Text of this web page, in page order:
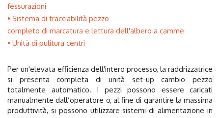
fessurazioni
Sistema di tracciabilità pezzo
completo di marcatura e lettura dell'albero a camme
Unità di pulitura centri
Per un'elevata efficienza dell'intero processo, la raddrizzatrice
si presenta completa di unità set-up cambio pezzo
totalmente automatico. I pezzi possono essere caricati
manualmente dall’operatore o, al fine di garantire la massima
produttività, si possono utilizzare sistemi di alimentazione in